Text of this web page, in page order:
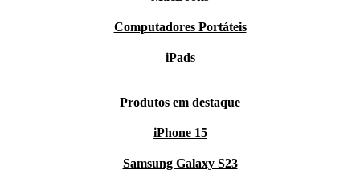
Computadores Portáteis
iPads
Produtos em destaque
iPhone 15
Samsung Galaxy S23